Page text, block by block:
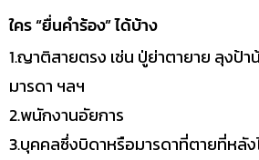
ใคร “ยื่นคำร้อง” ได้บ้าง
1.ญาติสายตรง เช่น ปู่ย่าตายาย ลุงป้
มารดา ฯลฯ
2.พนักงานอัยการ
3.บุคคลซึ่งบิดาหรือมารดาที่ตายที่หลัง